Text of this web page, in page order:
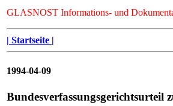
GLASNOST Informations- und
| Startseite |
1994-04-09
Bundesverfassungsgerichtsurteil